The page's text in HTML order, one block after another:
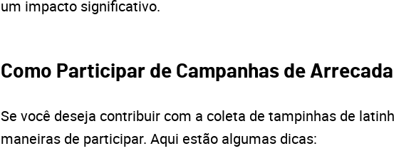
um impacto significativo.
Como Participar de Campanhas de
Se você deseja contribuir com a coleta de tampinhas de
maneiras de participar. Aqui estão algumas dicas: